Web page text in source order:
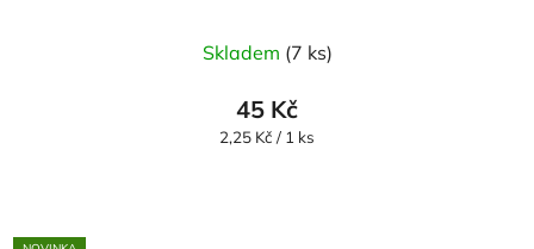
Skladem (7 ks)
45 Kč
Měrná
2,25 Kč / 1 ks